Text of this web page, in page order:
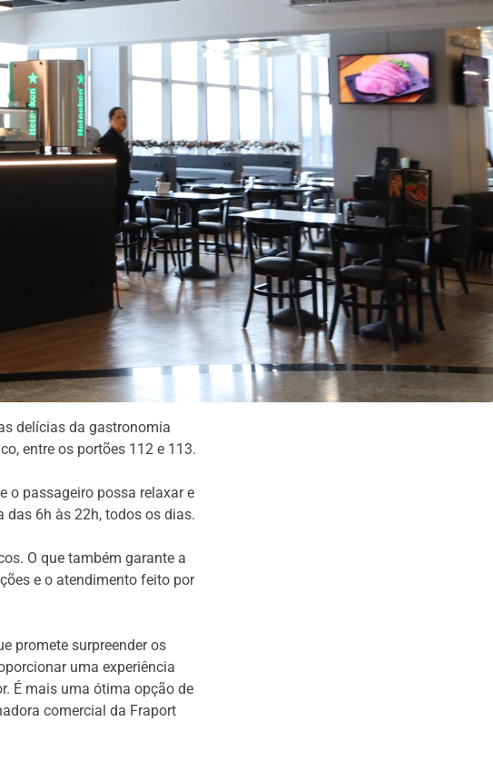
delícias da gastronomia
entre os portões 112 e 113.
o passageiro possa relaxar e
das 6h às 22h, todos os dias.
O que também garante a
e o atendimento feito por
promete surpreender os
uma experiência
É mais uma ótima opção de
comercial da Fraport